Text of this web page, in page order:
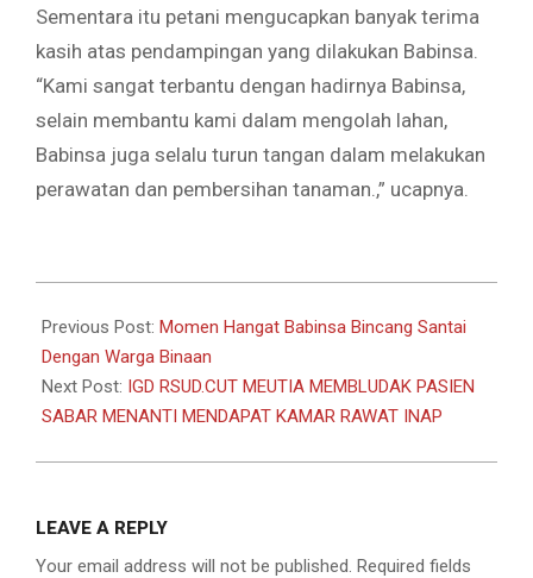
Sementara itu petani mengucapkan banyak terima
kasih atas pendampingan yang dilakukan Babinsa.
“Kami sangat terbantu dengan hadirnya Babinsa,
selain membantu kami dalam mengolah lahan,
Babinsa juga selalu turun tangan dalam melakukan
perawatan dan pembersihan tanaman.,” ucapnya.
07-
09
Previous Post: Momen Hangat Babinsa Bincang Santai
Dengan Warga Binaan
Next Post: IGD RSUD.CUT MEUTIA MEMBLUDAK PASIEN
SABAR MENANTI MENDAPAT KAMAR RAWAT INAP
LEAVE A REPLY
Your email address will not be published. Required fields